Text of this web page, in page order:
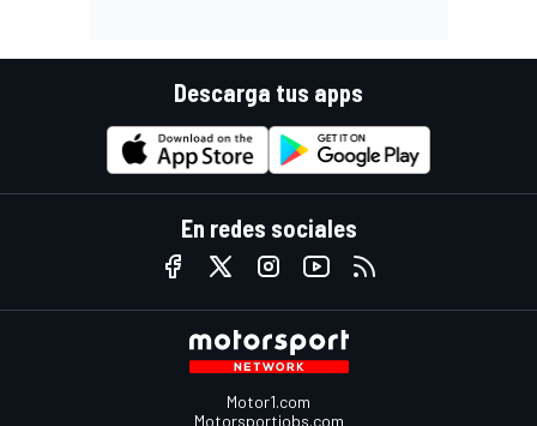
Descarga tus apps
En redes sociales
Motor1.com
Motorsportjobs.com